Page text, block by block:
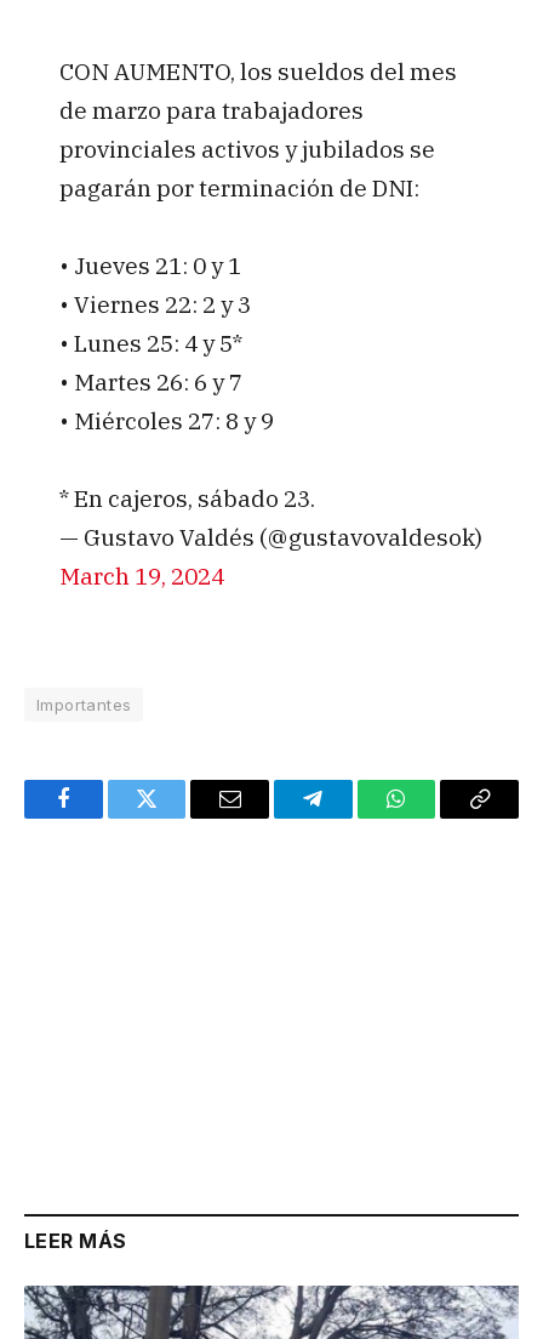
CON AUMENTO, los sueldos del mes
de marzo para trabajadores
provinciales activos y jubilados se
pagarán por terminación de DNI:
• Jueves 21: 0 y 1
• Viernes 22: 2 y 3
• Lunes 25: 4 y 5*
• Martes 26: 6 y 7
• Miércoles 27: 8 y 9
* En cajeros, sábado 23.
— Gustavo Valdés (@gustavovaldesok)
March 19, 2024
Importantes
FacebookTwitter Email TelegramWhatsAppCopy
LEER MÁS